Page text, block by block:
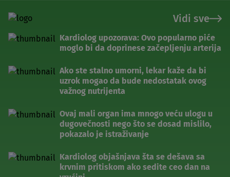
Vidi sve
Kardiolog upozorava: Ovo popularno piće
moglo bi da doprinese začepljenju arterija
Ako ste stalno umorni, lekar kaže da bi
uzrok mogao da bude nedostatak ovog
važnog nutrijenta
Ovaj mali organ ima mnogo veću ulogu u
dugovečnosti nego što se dosad mislilo,
pokazalo je istraživanje
Kardiolog objašnjava šta se dešava sa
krvnim pritiskom ako sedite ceo dan na